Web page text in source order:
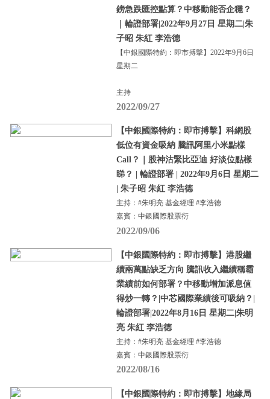
鎊急跌匯控點算？中移動能否企穩？
｜輪證部署|2022年9月27日 星期二|朱
子昭 朱紅 李浩德
【中銀國際特約：即市搏擊】2022年9月6日
星期二
主持
2022/09/27
【中銀國際特約：即市搏擊】科網股
低位有資金吸納 騰訊阿里小米點樣
Call？｜股神沽緊比亞迪 好淡位點樣
睇？ | 輪證部署 | 2022年9月6日 星期二
| 朱子昭 朱紅 李浩德
主持：#朱明亮 基金經理 #李浩德
嘉賓：中銀國際股票衍
2022/09/06
【中銀國際特約：即市搏擊】港股繼
續兩萬點缺乏方向 騰訊收入繼續稱霸
業績前如何部署？中移動增加派息值
得炒一轉？|中芯國際業績後可吸納？|
輪證部署|2022年8月16日 星期二|朱明
亮 朱紅 李浩德
主持：#朱明亮 基金經理 #李浩德
嘉賓：中銀國際股票衍
2022/08/16
【中銀國際特約：即市搏擊】地緣局